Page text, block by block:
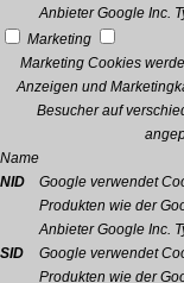
Anbieter Google Inc.
Marketing
Marketing Cookies
Anzeigen und
Besucher auf
Name
NID
Google verwendet
Produkten wie der
Anbieter Google Inc.
SID
Google verwendet
Produkten wie der